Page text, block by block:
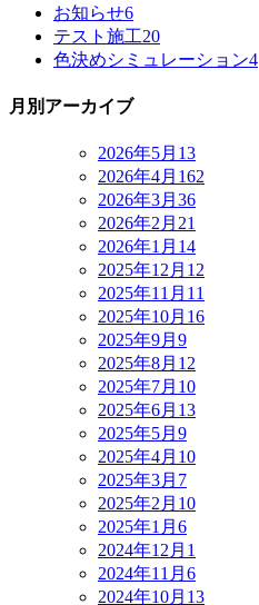
お知らせ6
テスト施工20
色決めシミュレーション4
月別アーカイブ
2026年5月 13
2026年4月 162
2026年3月 36
2026年2月 21
2026年1月 14
2025年12月 12
2025年11月 11
2025年10月 16
2025年9月 9
2025年8月 12
2025年7月 10
2025年6月 13
2025年5月 9
2025年4月 10
2025年3月 7
2025年2月 10
2025年1月 6
2024年12月 1
2024年11月 6
2024年10月 13